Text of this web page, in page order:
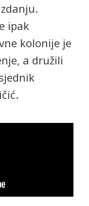
ipak
kolonije je
a družili